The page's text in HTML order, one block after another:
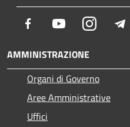
Facebook YoutubeInstagram
AMMINISTRAZIONE
Organi di Governo
Aree Amministrative
Uffici